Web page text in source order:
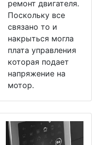
ремонт двигателя.
Поскольку все
связано то и
накрыться могла
плата управления
которая подает
напряжение на
мотор.